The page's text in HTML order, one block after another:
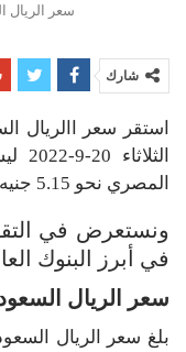
سعر الريال
شارك
استقر سعر االريال
المصري نحو 5.15 جنيه للشراء، و5.18 جنيه للبيع.
ونستعرض في
في أبرز البنوك
سعر الريال